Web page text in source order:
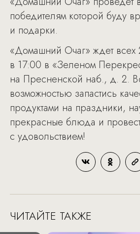
победителям которой буду
и подарки.
«Домашний Очаг» ждет всех
в 17:00 в «Зеленом
на Пресненской наб., д. 2.
возможностью запастись
продуктами на праздники,
прекрасные блюда и
с удовольствием!
ЧИТАЙТЕ ТАКЖЕ